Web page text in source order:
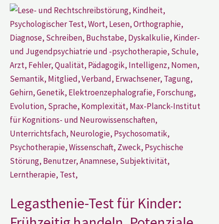
Legasthenie-Test für Kinder:
Legasthenie-
Test
für
Kinder:
Frühzeitig
handeln,
Potenziale
entfesseln